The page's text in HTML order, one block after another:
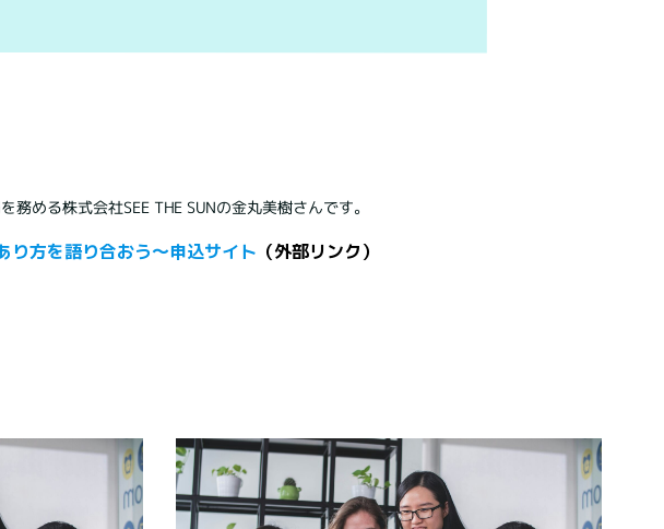
める株式会社SEE THE SUNの金丸美樹さんです。
り方を語り合おう～申込サイト （外部リンク）